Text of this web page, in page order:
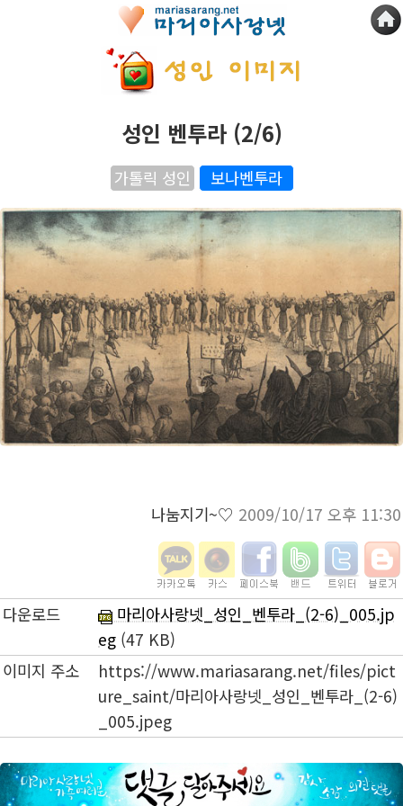
성인 벤투라 (2/6)
가톨릭 성인 보나벤투라
나눔지기~♡ 2009/10/17 오후 11:30
다운로드
마리아사랑넷_성인_벤투라_(2-6)_005.jp
eg (47 KB)
이미지 주소
https://www.mariasarang.net/files/pict
ure_saint/마리아사랑넷_성인_벤투라_(2-6)
_005.jpeg